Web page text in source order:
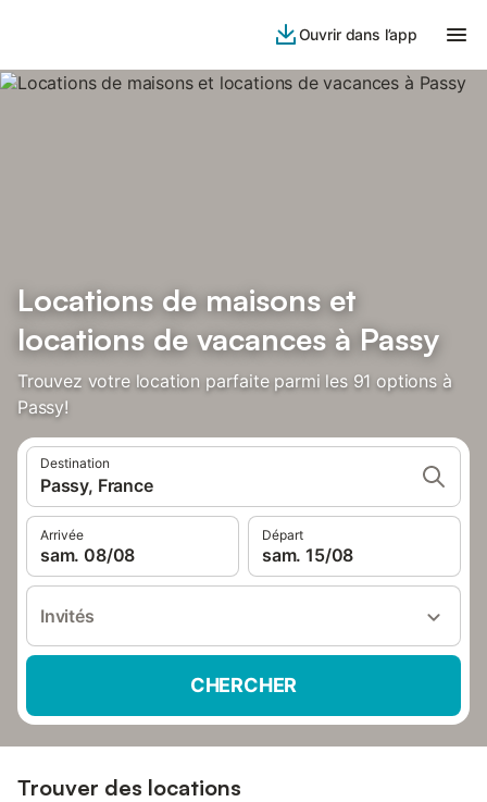
Ouvrir dans l’app
Locations de maisons et
locations de vacances à Passy
Trouvez votre location parfaite parmi les 91 options à
Passy!
Destination
Passy, France
Arrivée
sam. 08/08
Départ
sam. 15/08
Invités
CHERCHER
Trouver des locations